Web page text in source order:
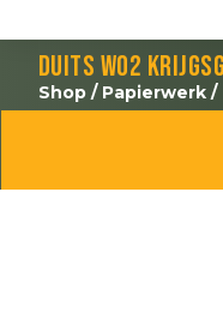
Duits WO2
Shop / Papierwerk /